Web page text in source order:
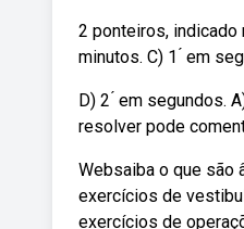
2 ponteiros, indicado
minutos. C) 1 ́ em
D) 2 ́ em segundos.
resolver pode
Websaiba o que são
exercícios de
exercícios de